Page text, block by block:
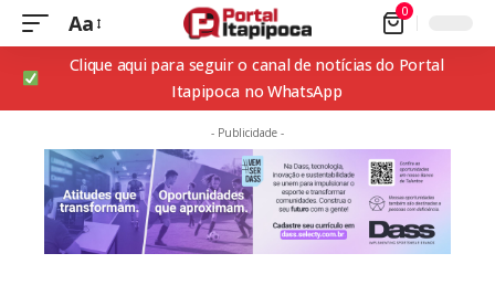
Aa 0
Clique aqui para seguir o canal de notícias do Portal
Itapipoca no WhatsApp
- Publicidade -